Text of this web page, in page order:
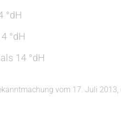
°dH
°dH
14 °dH
vom 17. Juli